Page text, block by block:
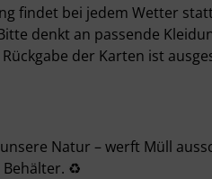
findet bei jedem Wetter
denkt an passende
der Karten ist
Natur – werft Müll
♻️